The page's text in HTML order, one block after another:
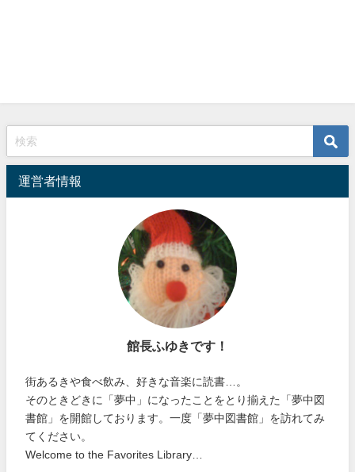
運営者情報
館長ふゆきです！
街あるきや食べ飲み、好きな音楽に読書…。
そのときどきに「夢中」になったことをとり揃えた「夢中図
書館」を開館しております。一度「夢中図書館」を訪れてみ
てください。
Welcome to the Favorites Library…